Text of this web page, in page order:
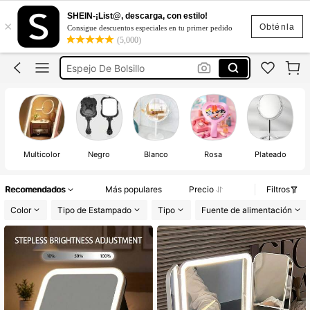
Obténla
×
SHEIN-¡List@, descarga, con estilo!
Consigue descuentos especiales en tu primer pedido
(5,000)
Espejo Para Maquillaje
Espejo
Espejo De Bolsillo
Espejo De Mano
Espejo Para Maquillaje
Espejo
Multicolor Negro Blanco Rosa Plateado
Recomendados Más populares Precio
Filtros
Color
Tipo de Estampado Tipo Fuente de alimentación